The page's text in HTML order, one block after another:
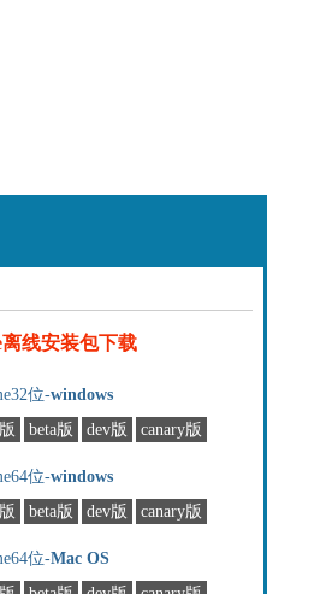
线安装包下载
位-windows
beta版 dev版 canary版
位-windows
beta版 dev版 canary版
位-Mac OS